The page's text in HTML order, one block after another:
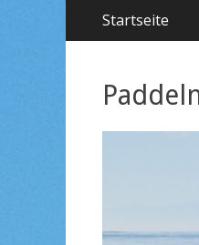
Primäres
Menü
Zum
Inhalt
Startseite